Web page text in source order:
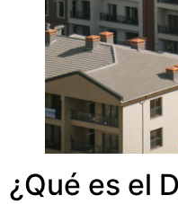
¿Qué es el